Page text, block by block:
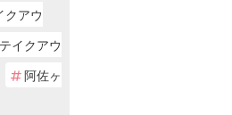
クアウ
イクアウ
阿佐ヶ